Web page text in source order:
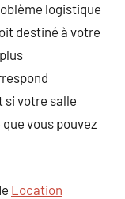
logistique
destiné à votre
si votre salle
vous pouvez
Location